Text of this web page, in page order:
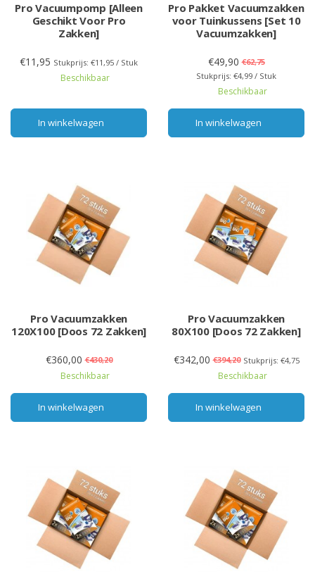
Pro Vacuumpomp [Alleen
Geschikt Voor Pro
Zakken]
€11,95 Stukprijs: €11,95 / Stuk
Beschikbaar
In winkelwagen
Pro Pakket Vacuumzakken
voor Tuinkussens [Set 10
Vacuumzakken]
€49,90 €62,75
Stukprijs: €4,99 / Stuk
Beschikbaar
In winkelwagen
Pro Vacuumzakken
120X100 [Doos 72 Zakken]
€360,00 €430,20
Beschikbaar
In winkelwagen
Pro Vacuumzakken
80X100 [Doos 72 Zakken]
€342,00 €394,20 Stukprijs: €4,75
Beschikbaar
In winkelwagen